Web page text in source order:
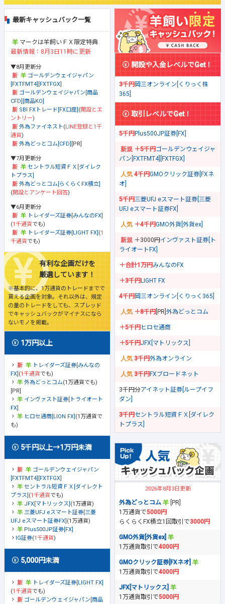
最新キャッシュバック一覧
マークは羊飼いＦＸ限定特典
最新情報：8月3日11時に更新
▼8月更新分
ゴールデンウェイジャパン
[FXTFMT4][FXTFGX]
ゴールデンウェイジャパン[商品
CFD][商品KO]
SBI FXトレード[FX口座] (開設とエ
ントリー)
外為ファイネスト(LINE登録と1千
通貨)
外為どっとコム[CFD] [PR]
▼7月更新分
セントラル短資ＦＸ[ダイレク
トプラス]
外為どっとコム[らくらくFX積立]
(開設とアンケート回答)
▼6月更新分
トレイダーズ証券[みんなのFX]
(1千通貨でも)
トレイダーズ証券[LIGHT FX] (1
千通貨でも)
有利な企画だけを
厳選しています！
※基本的に、1万通貨のトレードまでで
貰える企画を対象。それ以外は、規定
の量のトレードをしても、スプレッド
でキャッシュバックがマイナスになら
ないモノを掲載。
1万円以上
トレイダーズ証券[みんなの
FX] (1千通貨でも)
外為どっとコム(1万通貨でも)
[PR]
インヴァスト証券[トライオート
FX]
ヒロセ通商[LION FX] (1万通貨で
も)
5千円以上→1万円未満
ゴールデンウェイジャパン
[FXTFMT4][FXTFGX]
セントラル短資ＦＸ[ダイレクト
プラス] (1千通貨でも)
JFX[マトリックス] (1万通貨)
三菱UFJ eスマート証券[三菱
UFJ eスマート証券FX] (1万通貨)
Plus500JP証券[FX]
IG証券(1千通貨)
5,000円未満
トレイダーズ証券[LIGHT FX]
(1千通貨でも)
ゴールデンウェイジャパン[商品
開設や入金レベルでGet！
3千円岡三オンライン[くりっく株
365]
取引レベルでGet！
5千円Plus500JP証券[FX]
＋5千円ゴールデンウェイジャ
パン[FXTFMT4][FXTFGX]
4千円GMOクリック証券[FXネ
オ]
5千円三菱UFJ eスマート証券[三菱
UFJ eスマート証券FX]
＋4千円GMO外貨[外貨ex]
＋3000円 インヴァスト証券[ト
ライオートFX]
＋合計1万円みんなのFX
＋3千円LIGHT FX
4千円岡三オンライン[くりっく365]
＋8千円 [PR] 外為どっとコム
＋5千円ヒロセ通商
＋5千円JFX[マトリックス]
3千円外為オンライン
3千円FXブロードネット
3千円分アイネット証券[ループイフ
ダン]
3千円セントラル短資ＦＸ[ダイレク
トプラス]
2026年8月3日更新
外為どっとコム
[PR]
1万通貨で5000円
らくらくFX積立1回取引で3000円
GMO外貨[外貨ex]
1万通貨取引で4000円
GMOクリック証券[FXネオ]
1万通貨取引で4000円
JFX[マトリックス]
1万通貨取引で5000円